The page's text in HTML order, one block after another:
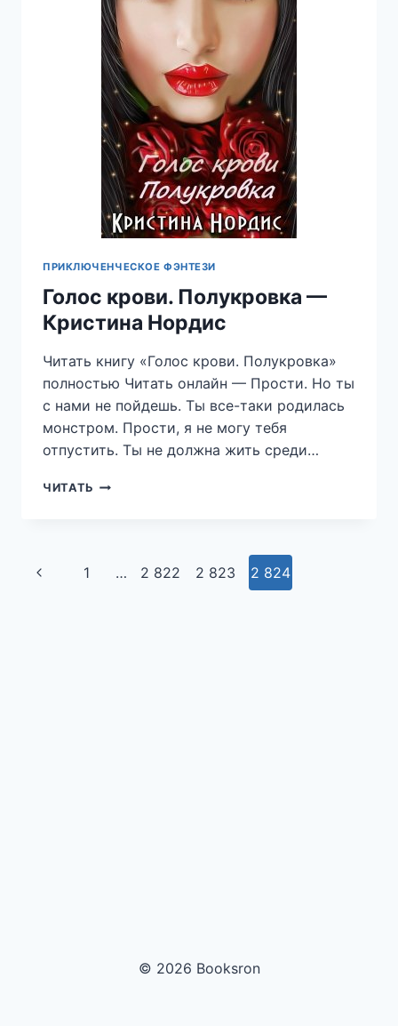
ПРИКЛЮЧЕНЧЕСКОЕ ФЭНТЕЗИ
Голос крови. Полукровка —
Кристина Нордис
Читать книгу «Голос крови. Полукровка»
полностью Читать онлайн — Прости. Но ты
с нами не пойдешь. Ты все-таки родилась
монстром. Прости, я не могу тебя
отпустить. Ты не должна жить среди…
ЧИТАТЬ ГОЛОС
НОРДИС
Навигация
Предыдущая
1 … 2 822 2 823 2 824
© 2026 Booksron